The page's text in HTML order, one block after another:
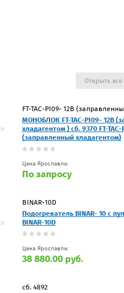
FT-TAC-PI09- 12В
МОНОБЛОК FT-TAC-PI09- 12В
хладагентом ) сб. 9370 FT-
(заправленный хладагентом)
Цена Ярославль:
По запросу
BINAR-10D
Подогреватель BINAR- 10 с
BINAR-10D
Цена Ярославль:
38 880.00 руб.
сб. 4892
Открыть